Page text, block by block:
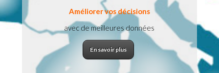
Améliorer vos décisions
avec de meilleures données
En savoir plus